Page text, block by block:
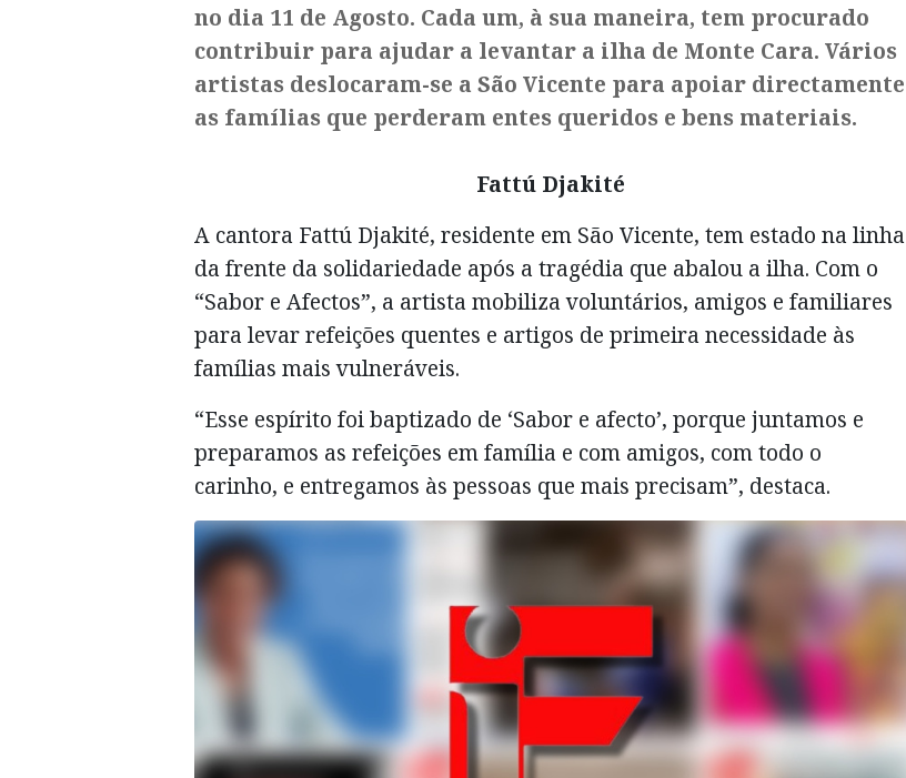
no dia 11 de Agosto. Cada um, à sua maneira, tem procurado
contribuir para ajudar a levantar a ilha de Monte Cara. Vários
artistas deslocaram-se a São Vicente para apoiar directamente
as famílias que perderam entes queridos e bens materiais.
Fattú Djakité
A cantora Fattú Djakité, residente em São Vicente, tem estado na linha
da frente da solidariedade após a tragédia que abalou a ilha. Com o
“Sabor e Afectos”, a artista mobiliza voluntários, amigos e familiares
para levar refeições quentes e artigos de primeira necessidade às
famílias mais vulneráveis.
“Esse espírito foi baptizado de ‘Sabor e afecto’, porque juntamos e
preparamos as refeições em família e com amigos, com todo o
carinho, e entregamos às pessoas que mais precisam”, destaca.